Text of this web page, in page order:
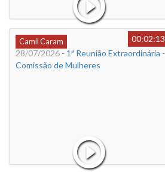
Camil Caram
00:02:13
28/07/2026 - 1ª Reunião Extraordinária -
Comissão de Mulheres